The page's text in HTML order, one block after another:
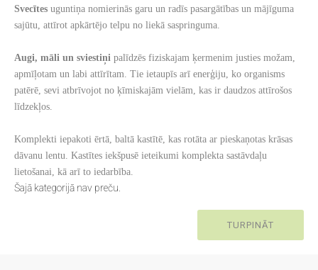
Svecītes uguntiņa nomierinās garu un radīs pasargātības un mājīguma
sajūtu, attīrot apkārtējo telpu no liekā saspringuma.
Augi, māli un sviestiņi palīdzēs fiziskajam ķermenim justies možam,
apmīļotam un labi attīrītam. Tie ietaupīs arī enerģiju, ko organisms
patērē, sevi atbrīvojot no ķīmiskajām vielām, kas ir daudzos attīrošos
līdzekļos.
Komplekti iepakoti ērtā, baltā kastītē, kas rotāta ar pieskaņotas krāsas
dāvanu lentu. Kastītes iekšpusē ieteikumi komplekta sastāvdaļu
lietošanai, kā arī to iedarbība.
Šajā kategorijā nav preču.
TURPINĀT